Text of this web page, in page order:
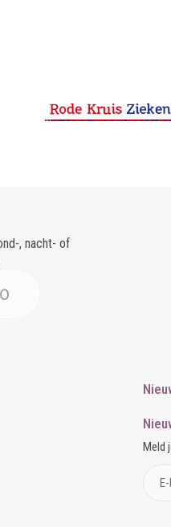
, nacht- of
Meld